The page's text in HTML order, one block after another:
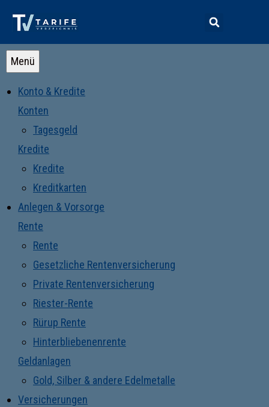
Menü
Konto & Kredite
Konten
Tagesgeld
Kredite
Kredite
Kreditkarten
Anlegen & Vorsorge
Rente
Rente
Gesetzliche Rentenversicherung
Private Rentenversicherung
Riester-Rente
Rürup Rente
Hinterbliebenenrente
Geldanlagen
Gold, Silber & andere Edelmetalle
Versicherungen